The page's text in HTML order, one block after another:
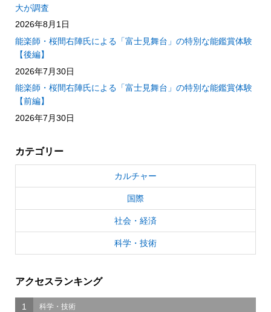
大が調査
2026年8月1日
能楽師・桜間右陣氏による「富士見舞台」の特別な能鑑賞体験
【後編】
2026年7月30日
能楽師・桜間右陣氏による「富士見舞台」の特別な能鑑賞体験
【前編】
2026年7月30日
カテゴリー
カルチャー
国際
社会・経済
科学・技術
アクセスランキング
1 科学・技術